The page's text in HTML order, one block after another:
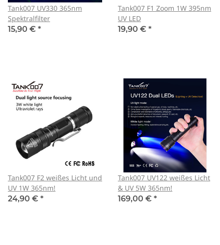
Tank007 UV330 365nm
Spektralfilter
15,90 € *
Tank007 F1 Zoom 1W 395nm
UV LED
19,90 € *
Tank007 F2 weißes Licht und
UV 1W 365nm!
24,90 € *
Tank007 UV122 weißes Licht
& UV 5W 365nm!
169,00 € *